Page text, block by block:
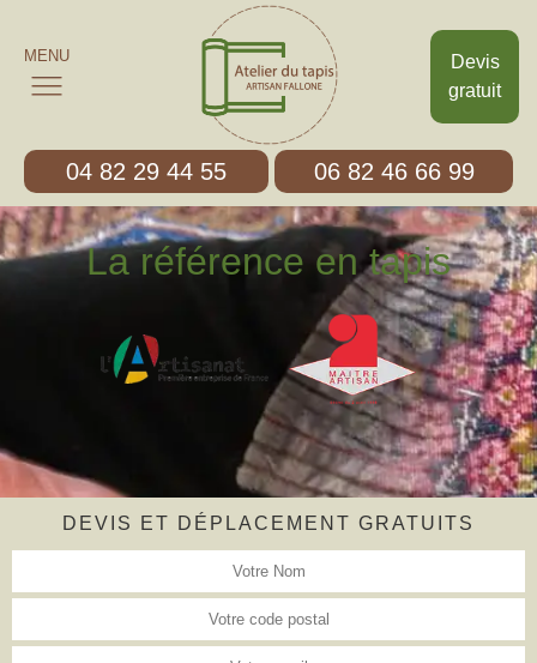
Devis
gratuit
MENU
04 82 29 44 55 06 82 46 66 99
La référence en tapis
DEVIS ET DÉPLACEMENT GRATUITS